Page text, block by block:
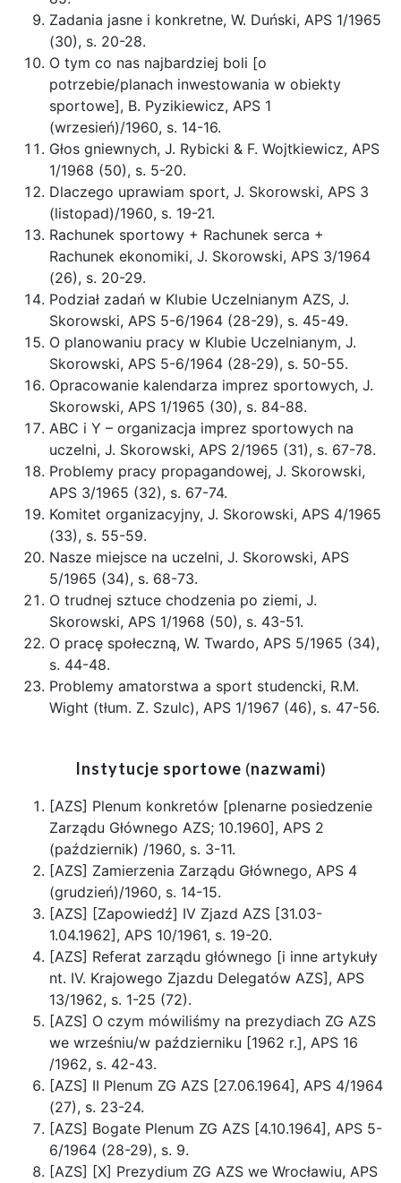
Zadania jasne i konkretne, W. Duński, APS 1/1965
(30), s. 20-28.
O tym co nas najbardziej boli [o
potrzebie/planach inwestowania w obiekty
sportowe], B. Pyzikiewicz, APS 1
(wrzesień)/1960, s. 14-16.
Głos gniewnych, J. Rybicki & F. Wojtkiewicz, APS
1/1968 (50), s. 5-20.
Dlaczego uprawiam sport, J. Skorowski, APS 3
(listopad)/1960, s. 19-21.
Rachunek sportowy + Rachunek serca +
Rachunek ekonomiki, J. Skorowski, APS 3/1964
(26), s. 20-29.
Podział zadań w Klubie Uczelnianym AZS, J.
Skorowski, APS 5-6/1964 (28-29), s. 45-49.
O planowaniu pracy w Klubie Uczelnianym, J.
Skorowski, APS 5-6/1964 (28-29), s. 50-55.
Opracowanie kalendarza imprez sportowych, J.
Skorowski, APS 1/1965 (30), s. 84-88.
ABC i Y – organizacja imprez sportowych na
uczelni, J. Skorowski, APS 2/1965 (31), s. 67-78.
Problemy pracy propagandowej, J. Skorowski,
APS 3/1965 (32), s. 67-74.
Komitet organizacyjny, J. Skorowski, APS 4/1965
(33), s. 55-59.
Nasze miejsce na uczelni, J. Skorowski, APS
5/1965 (34), s. 68-73.
O trudnej sztuce chodzenia po ziemi, J.
Skorowski, APS 1/1968 (50), s. 43-51.
O pracę społeczną, W. Twardo, APS 5/1965 (34),
s. 44-48.
Problemy amatorstwa a sport studencki, R.M.
Wight (tłum. Z. Szulc), APS 1/1967 (46), s. 47-56.
Instytucje sportowe (nazwami)
[AZS] Plenum konkretów [plenarne posiedzenie
Zarządu Głównego AZS; 10.1960], APS 2
(październik) /1960, s. 3-11.
[AZS] Zamierzenia Zarządu Głównego, APS 4
(grudzień)/1960, s. 14-15.
[AZS] [Zapowiedź] IV Zjazd AZS [31.03-
1.04.1962], APS 10/1961, s. 19-20.
[AZS] Referat zarządu głównego [i inne artykuły
nt. IV. Krajowego Zjazdu Delegatów AZS], APS
13/1962, s. 1-25 (72).
[AZS] O czym mówiliśmy na prezydiach ZG AZS
we wrześniu/w październiku [1962 r.], APS 16
/1962, s. 42-43.
[AZS] II Plenum ZG AZS [27.06.1964], APS 4/1964
(27), s. 23-24.
[AZS] Bogate Plenum ZG AZS [4.10.1964], APS 5-
6/1964 (28-29), s. 9.
[AZS] [X] Prezydium ZG AZS we Wrocławiu, APS